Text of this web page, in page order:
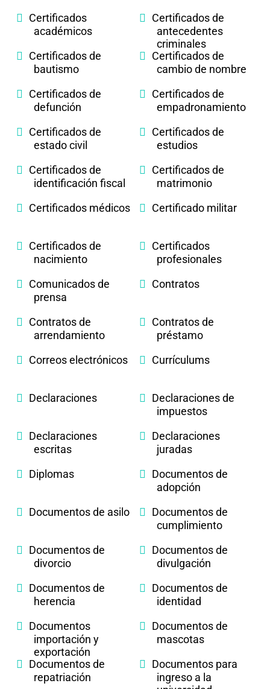
Certificados
académicos
Certificados de
antecedentes
criminales
Certificados de
bautismo
Certificados de
cambio de nombre
Certificados de
defunción
Certificados de
empadronamiento
Certificados de
estado civil
Certificados de
estudios
Certificados de
identificación fiscal
Certificados de
matrimonio
Certificados médicos
Certificado militar
Certificados de
nacimiento
Certificados
profesionales
Comunicados de
prensa
Contratos
Contratos de
arrendamiento
Contratos de
préstamo
Correos electrónicos
Currículums
Declaraciones
Declaraciones de
impuestos
Declaraciones
escritas
Declaraciones
juradas
Diplomas
Documentos de
adopción
Documentos de asilo
Documentos de
cumplimiento
Documentos de
divorcio
Documentos de
divulgación
Documentos de
herencia
Documentos de
identidad
Documentos
importación y
exportación
Documentos de
mascotas
Documentos de
repatriación
Documentos para
ingreso a la